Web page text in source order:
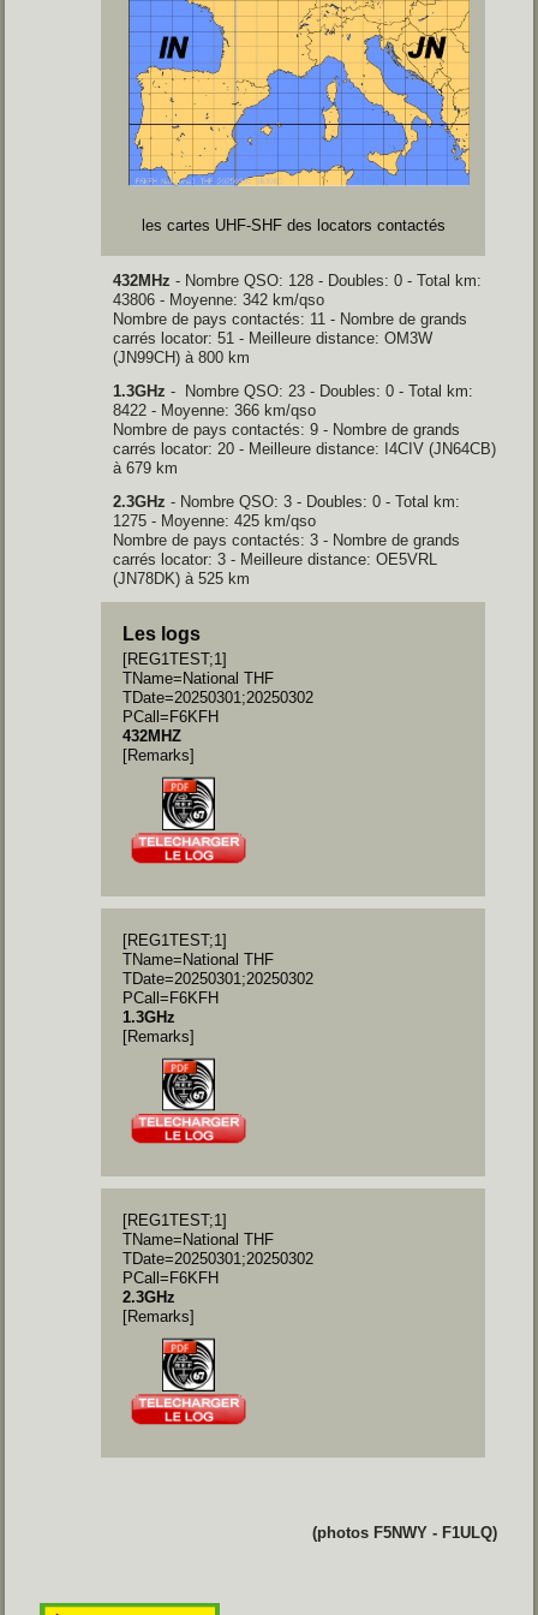
les cartes UHF-SHF des locators contactés
432MHz - Nombre QSO: 128 - Doubles: 0 - Total km:
43806 - Moyenne: 342 km/qso
Nombre de pays contactés: 11 - Nombre de grands
carrés locator: 51 - Meilleure distance: OM3W
(JN99CH) à 800 km
1.3GHz -
Nombre QSO: 23 - Doubles: 0 - Total km:
8422 - Moyenne: 366 km/qso
Nombre de pays contactés: 9 - Nombre de grands
carrés locator: 20 - Meilleure distance: I4CIV (JN64CB)
à 679 km
2.3GHz - Nombre QSO: 3 - Doubles: 0 - Total km:
1275 - Moyenne: 425 km/qso
Nombre de pays contactés: 3 - Nombre de grands
carrés locator: 3 - Meilleure distance: OE5VRL
(JN78DK) à 525 km
Les logs
[REG1TEST;1]
TName=National THF
TDate=20250301;20250302
PCall=F6KFH
432MHZ
[Remarks]
[REG1TEST;1]
TName=National THF
TDate=20250301;20250302
PCall=F6KFH
1.3GHz
[Remarks]
[REG1TEST;1]
TName=National THF
TDate=20250301;20250302
PCall=F6KFH
2.3GHz
[Remarks]
(photos F5NWY - F1ULQ)